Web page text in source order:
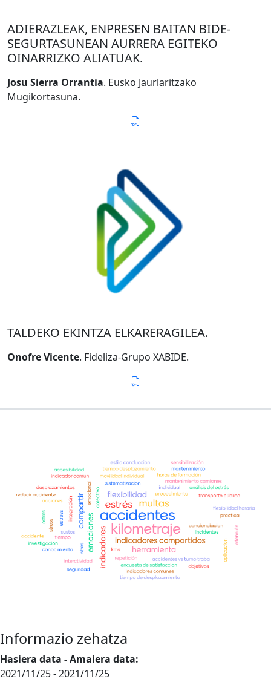
ADIERAZLEAK, ENPRESEN BAITAN BIDE-
SEGURTASUNEAN AURRERA EGITEKO
OINARRIZKO ALIATUAK.
Josu Sierra Orrantia. Eusko Jaurlaritzako
Mugikortasuna.
TALDEKO EKINTZA ELKARERAGILEA.
Onofre Vicente. Fideliza-Grupo XABIDE.
Informazio zehatza
Hasiera data - Amaiera data:
2021/11/25-2021/11/25